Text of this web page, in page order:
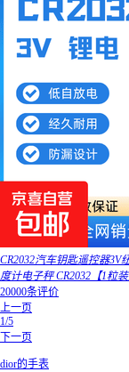
CR2032汽车钥匙遥控器
度计电子秤 CR2032【1粒装
20000条评价
上一页
1/5
下一页
dior的手表